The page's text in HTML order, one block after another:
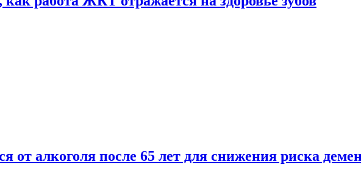
от алкоголя после 65 лет для снижения риска